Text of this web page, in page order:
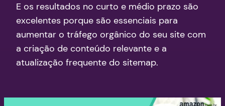
E os resultados no curto e médio prazo são
excelentes porque são essenciais para
aumentar o tráfego orgânico do seu site com
a criação de conteúdo relevante e a
atualização frequente do sitemap.